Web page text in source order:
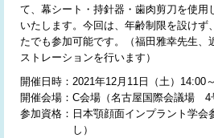
て、幕シート・持針器・歯肉剪刀を使用
いたします。今回は、年齢制限を設けず
たでも参加可能です。（福田雅幸先生、
ストレーションを行います）
開催日時： 2021年12月11日（土）14:00
開催会場： C会場（名古屋国際会議場 4
参加資格： 日本顎顔面インプラント学会
し）